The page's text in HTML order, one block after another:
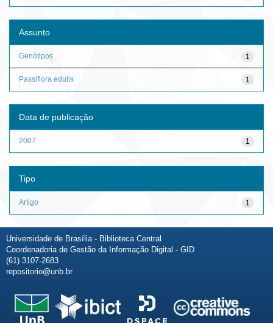
Assunto
1
Genótipos
1
Passiflora edulis
Data de publicação
1
2007
Tipo
1
Artigo
Universidade de Brasília - Biblioteca Central
Coordenadoria de Gestão da Informação Digital - GID
(61) 3107-2683
repositorio@unb.br